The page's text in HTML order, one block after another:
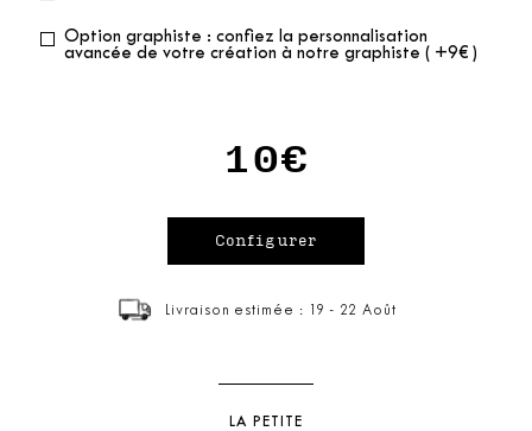
Option graphiste : confiez la personnalisation
avancée de votre création à notre graphiste ( +9€ )
10€
Livraison estimée : 19 - 22 Août
LA PETITE